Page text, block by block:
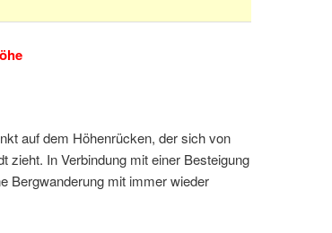
auf dem Höhenrücken, der sich von
zieht. In Verbindung mit einer Besteigung
Bergwanderung mit immer wieder